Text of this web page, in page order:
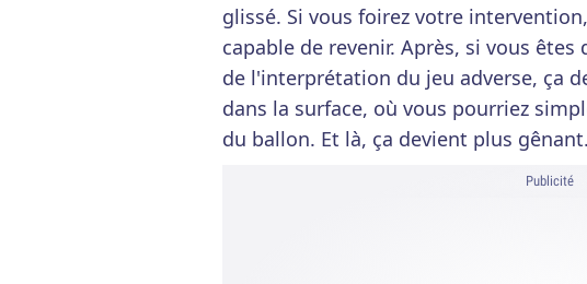
glissé. Si vous foirez votre
capable de revenir. Après, si vous
de l'interprétation du jeu adverse, ça
dans la surface, où vous pourriez
du ballon. Et là, ça devient plus gênant.
Publicité